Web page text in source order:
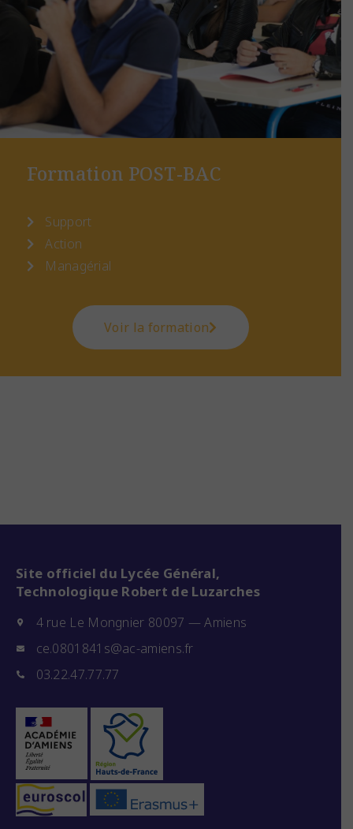
Formation POST-BAC
Support
Action
Managérial
Voir la formation
Site officiel du Lycée Général,
Technologique Robert de Luzarches
4 rue Le Mongnier 80097 — Amiens
ce.0801841s@ac-amiens.fr
03.22.47.77.77